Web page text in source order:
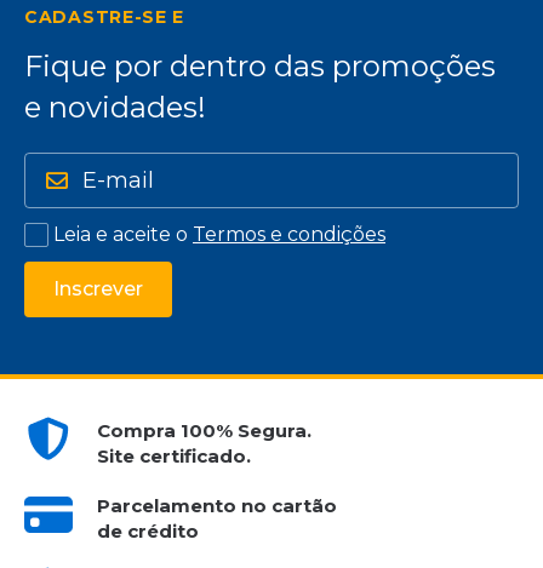
CADASTRE-SE E
Fique por dentro das promoções
e novidades!
Leia e aceite o Termos e condições
Inscrever
Compra 100% Segura.
Site certificado.
Parcelamento no cartão
de crédito